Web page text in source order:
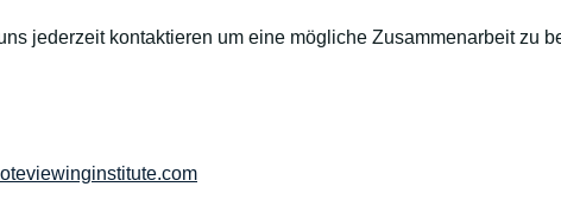
jederzeit kontaktieren um eine mögliche Zusammenarbeit zu